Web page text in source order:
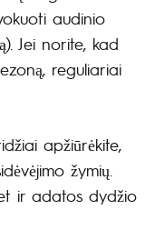
audinio
Jei norite, kad
reguliariai
apžiūrėkite,
žymių.
ir adatos dydžio